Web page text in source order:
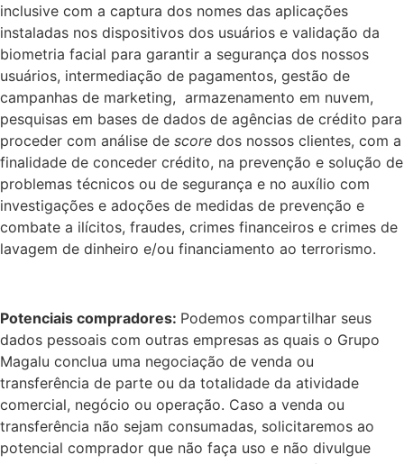
inclusive com a captura dos nomes das aplicações
instaladas nos dispositivos dos usuários e validação da
biometria facial para garantir a segurança dos nossos
usuários, intermediação de pagamentos, gestão de
campanhas de marketing, armazenamento em nuvem,
pesquisas em bases de dados de agências de crédito para
proceder com análise de score dos nossos clientes, com a
finalidade de conceder crédito, na prevenção e solução de
problemas técnicos ou de segurança e no auxílio com
investigações e adoções de medidas de prevenção e
combate a ilícitos, fraudes, crimes financeiros e crimes de
lavagem de dinheiro e/ou financiamento ao terrorismo.
Potenciais compradores: Podemos compartilhar seus
dados pessoais com outras empresas as quais o Grupo
Magalu conclua uma negociação de venda ou
transferência de parte ou da totalidade da atividade
comercial, negócio ou operação. Caso a venda ou
transferência não sejam consumadas, solicitaremos ao
potencial comprador que não faça uso e não divulgue